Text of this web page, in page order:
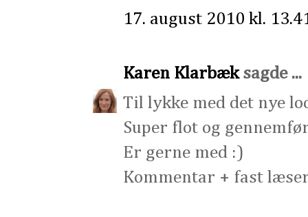
17. august 2010 kl.
Karen Klarbæksagde ...
Til lykke med det nye
Super flot og
Er gerne med :)
Kommentar + fast